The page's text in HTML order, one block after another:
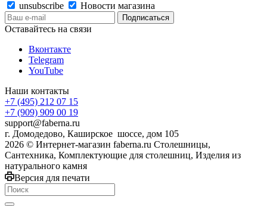
unsubscribe
Новости магазина
Оставайтесь на связи
Вконтакте
Telegram
YouTube
Наши контакты
+7 (495) 212 07 15
+7 (909) 909 00 19
support@faberna.ru
г. Домодедово, Каширское шоссе, дом 105
2026 © Интернет-магазин faberna.ru Столешницы,
Сантехника, Комплектующие для столешниц, Изделия из
натурального камня
Версия для печати